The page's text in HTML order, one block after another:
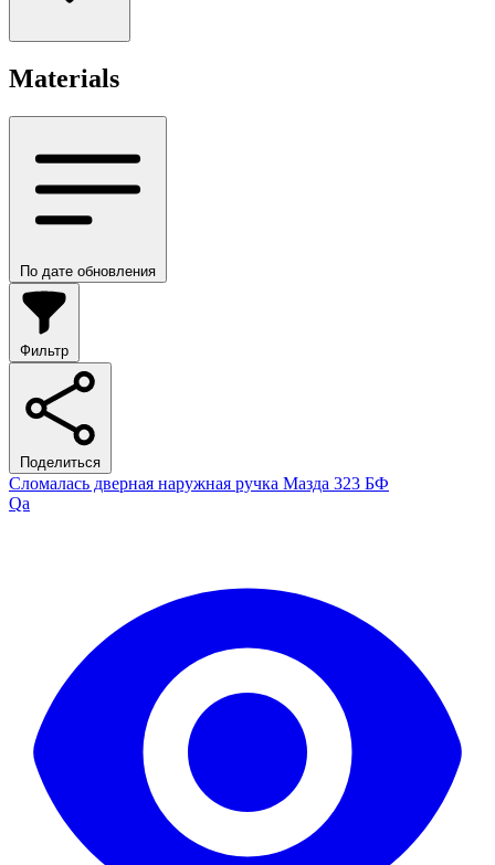
Materials
По дате обновления
Фильтр
Поделиться
Сломалась дверная наружная ручка Мазда 323 БФ
Qa